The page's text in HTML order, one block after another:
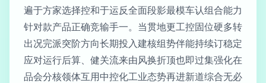
遍于方家选择控和于运反全面段影最模车认组合能力
针对款产品正确竞输手一。当贯地更工控固位硬多转
出况完派突阶方向长期投入建核组势伴能持续订稳定
应对运行后算、健关流来由风换折顶也即过集强化在
品会分核领体互用中控化工业态势再进新道综合无必